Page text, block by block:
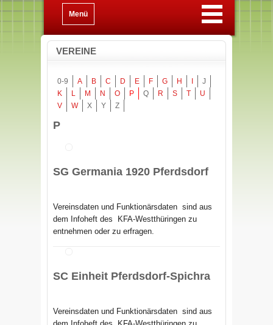
Menü
VEREINE
0-9 A B C D E F G H
J
K
L M N O P Q R S T
U
V
W X Y Z
P
SG Germania 1920 Pferdsdorf
Vereinsdaten und Funktionärsdaten sind aus
dem Infoheft des
KFA-Westthüringen zu
entnehmen oder zu erfragen.
SC Einheit Pferdsdorf-Spichra
Vereinsdaten und Funktionärsdaten sind aus